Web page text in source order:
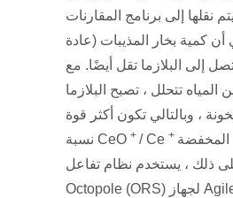
نقلها إلى برنامج المقارنات
أن كمية بخار المذيبات (عادة
تصل إلى البلازما تقل أيضًا. مع
تتحلل ، تصبح البلازما
، وبالتالي تكون أكثر قوة [يتضح من
نسبة CeO + / Ce + المخفضة (& lt؛ 0.2٪)].
ذلك ، يستخدم نظام تفاعل
Octopole (ORS) لجهاز Agilent 7500 Series